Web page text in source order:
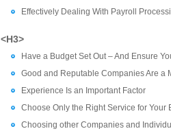
Effectively Dealing With Payroll
<H3>
Have a Budget Set Out – And Ensure
Good and Reputable Companies Are a
Experience Is an Important Factor
Choose Only the Right Service for Your
Choosing other Companies and